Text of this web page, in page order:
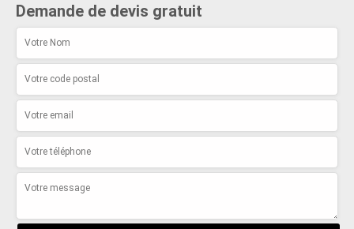
Demande de devis gratuit